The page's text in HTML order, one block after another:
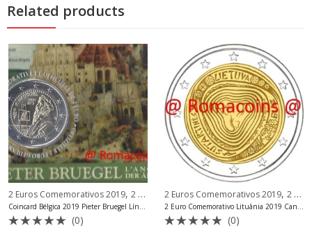
Related products
2 Euros Comemorativos 2019, 2 Euros Comemorativos Bélgica
(0)
2 Euros Comemorativos 2019, 2 Euros Comemorativos Lituânia
(0)